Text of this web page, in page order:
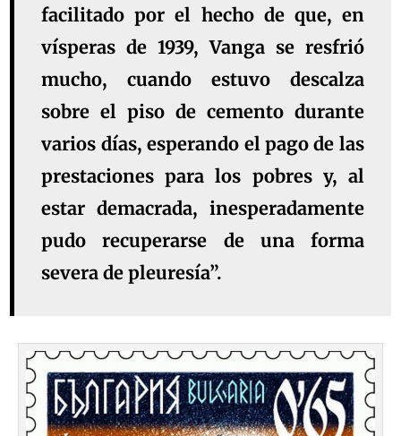
facilitado por el hecho de que, en
vísperas de 1939, Vanga se resfrió
mucho, cuando estuvo descalza
sobre el piso de cemento durante
varios días, esperando el pago de las
prestaciones para los pobres y, al
estar demacrada, inesperadamente
pudo recuperarse de una forma
severa de pleuresía”.